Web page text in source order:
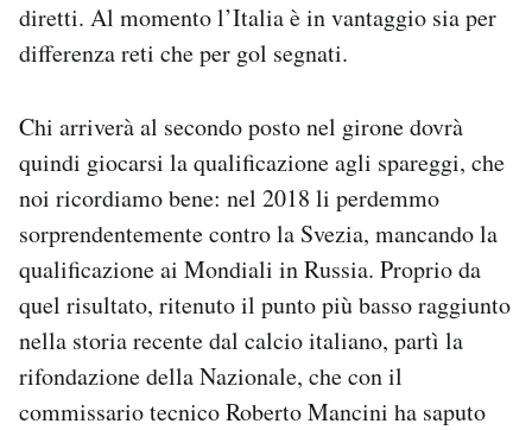
diretti. Al momento l’Italia è in vantaggio sia per
differenza reti che per gol segnati.
Chi arriverà al secondo posto nel girone dovrà
quindi giocarsi la qualificazione agli spareggi, che
noi ricordiamo bene: nel 2018 li perdemmo
sorprendentemente contro la Svezia, mancando la
qualificazione ai Mondiali in Russia. Proprio da
quel risultato, ritenuto il punto più basso raggiunto
nella storia recente dal calcio italiano, partì la
rifondazione della Nazionale, che con il
commissario tecnico Roberto Mancini ha saputo